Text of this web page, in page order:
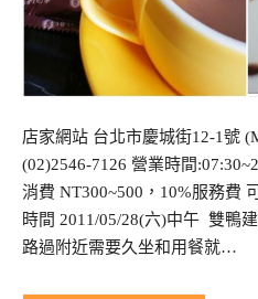
店家網站 台北市慶城街12-1號
(02)2546-7126 營業時間
消費 NT300~500，10%服務費
時間 2011/05/28(六)中午 雙鴨
路過附近需要久坐和用餐就…